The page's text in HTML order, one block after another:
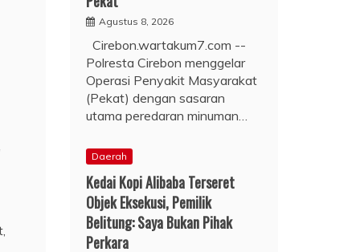
Agustus 8, 2026
Cirebon.wartakum7.com --
Polresta Cirebon menggelar
Operasi Penyakit Masyarakat
(Pekat) dengan sasaran
utama peredaran minuman…
Daerah
Kedai Kopi Alibaba Terseret
Objek Eksekusi, Pemilik
Belitung: Saya Bukan Pihak
Perkara